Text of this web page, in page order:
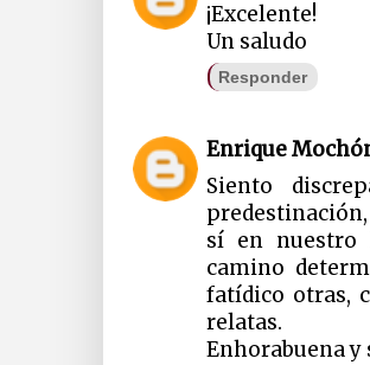
¡Excelente!
Un saludo
Responder
Enrique
Siento
sí en nuestro
camino
fatídico otras,
relatas.
Enhorabuena y